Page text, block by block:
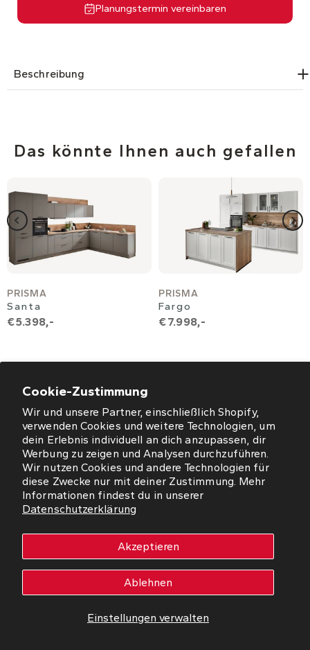
Cookie-Zustimmung
Wir und unsere Partner, einschließlich Shopify,
verwenden Cookies und weitere Technologien, um
dein Erlebnis individuell an dich anzupassen, dir
Werbung zu zeigen und Analysen durchzuführen.
Wir nutzen Cookies und andere Technologien für
diese Zwecke nur mit deiner Zustimmung. Mehr
Informationen findest du in unserer
Datenschutzerklärung
Einstellungen verwalten
Akzeptieren
Ablehnen
Planungstermin vereinbaren
Beschreibung
Das könnte Ihnen auch gefallen
PRISMA
Santa
€ 5.398,-
PRISMA
Fargo
€ 7.998,-
ÖFFNUNGSZEITEN
NEWSLETTER
SO FINDEN SIE UNS
WORMS
Copyright © 2026 Westfalia Möbel-Peeck GmbH. Alle Rechte